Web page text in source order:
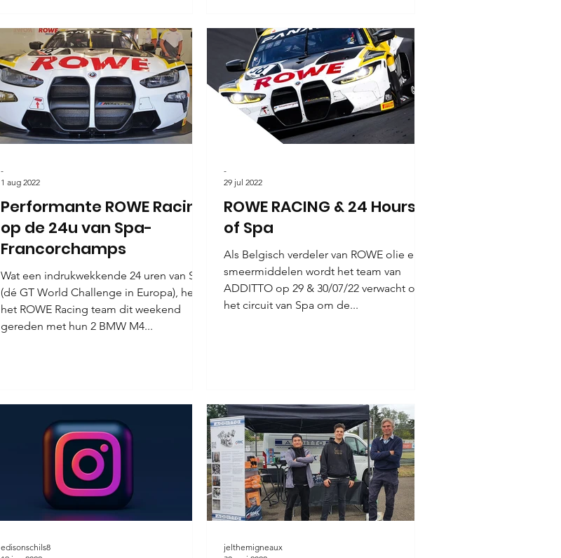
Performante ROWE Racing
op de 24u van Spa-
Francorchamps
Wat een indrukwekkende 24 uren van Spa
(dé GT World Challenge in Europa), heeft
het ROWE Racing team dit weekend
gereden met hun 2 BMW M4...
-
1 aug 2022
ROWE RACING & 24 Hours
of Spa
Als Belgisch verdeler van ROWE olie en
smeermiddelen wordt het team van
ADDITTO op 29 & 30/07/22 verwacht op
het circuit van Spa om de...
-
29 jul 2022
edisonschils8
jelthemigneaux